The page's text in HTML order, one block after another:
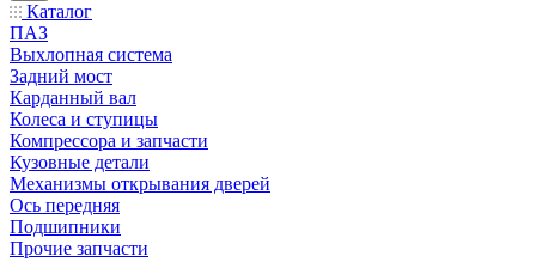
Каталог
ПАЗ
Выхлопная система
Задний мост
Карданный вал
Колеса и ступицы
Компрессора и запчасти
Кузовные детали
Механизмы открывания дверей
Ось передняя
Подшипники
Прочие запчасти